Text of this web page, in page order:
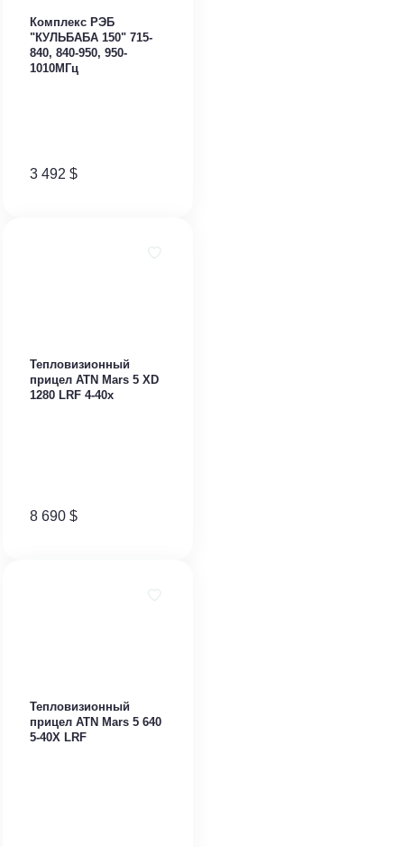
Комплекс РЭБ
"КУЛЬБАБА 150" 715-
840, 840-950, 950-
1010МГц
3 492 $
Тепловизионный
прицел ATN Mars 5 XD
1280 LRF 4-40x
8 690 $
​Тепловизионный
прицел ATN Mars 5 640
5-40X LRF